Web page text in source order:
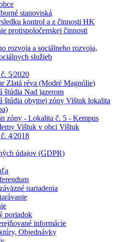
stanoviská
kontrol a z činnosti HK
protispoločenskej činnosti
rozvoja a sociálneho rozvoja,
služieb
5⁄2020
Zlatá réva (Modré Magnólie)
štúdia Nad jazerom
štúdia obytnej zóny Vištuk lokalita
zóny - Lokalita č. 5 - Kempus
Vištuk v obci Vištuk
4⁄2018
údajov (GDPR)
nariadenia
poriadok
informácie
Objednávky